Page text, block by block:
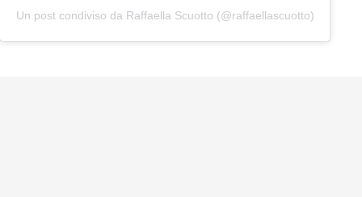
Un post condiviso da Raffaella Scuotto (@raffaellascuotto)